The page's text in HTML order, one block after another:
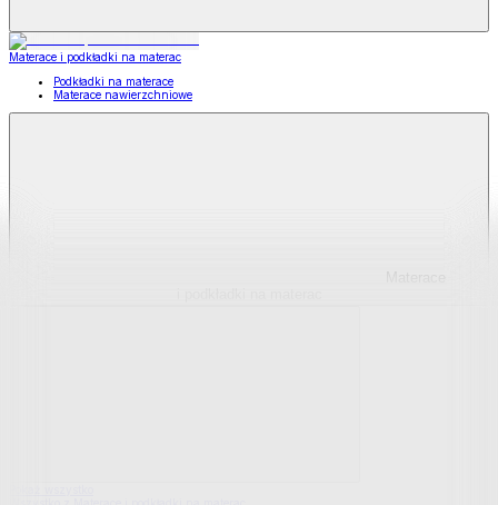
Materace i podkładki na materac
Podkładki na materace
Materace nawierzchniowe